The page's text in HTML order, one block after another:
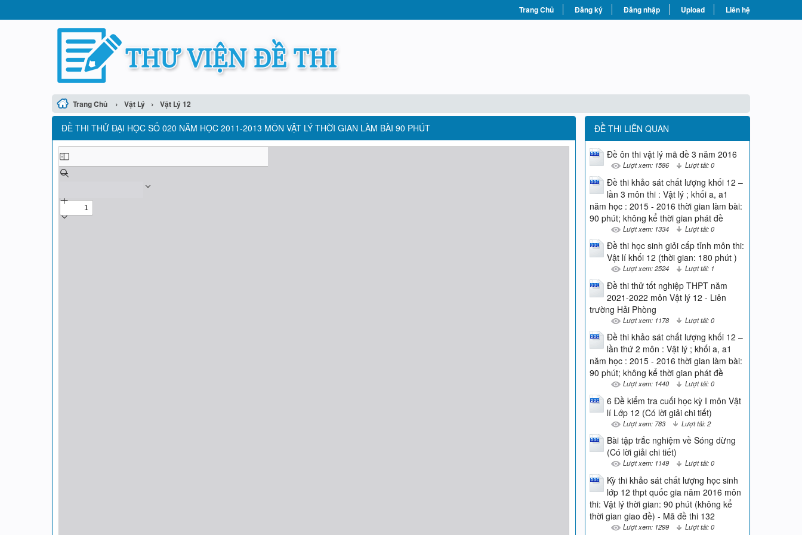
Trang Chủ Đăng ký Đăng nhập Upload Liên hệ
Trang Chủ › Vật Lý › Vật Lý 12
ĐỀ THI THỬ ĐẠI HỌC SỐ 020 NĂM HỌC 2011-2013 MÔN VẬT LÝ THỜI GIAN LÀM BÀI 90 PHÚT ĐỀ THI LIÊN QUAN
Đề ôn thi vật lý mã đề 3 năm 2016
Lượt xem: 1586 Lượt tải: 0
Đề thi khảo sát chất lượng khối 12 –
lần 3 môn thi : Vật lý ; khối a, a1
năm học : 2015 - 2016 thời gian làm bài:
90 phút; không kể thời gian phát đề
Lượt xem: 1334 Lượt tải: 0
Đề thi học sinh giỏi cấp tỉnh môn thi:
Vật lí khối 12 (thời gian: 180 phút )
Lượt xem: 2524 Lượt tải: 1
Đề thi thử tốt nghiệp THPT năm
2021-2022 môn Vật lý 12 - Liên
trường Hải Phòng
Lượt xem: 1178 Lượt tải: 0
Đề thi khảo sát chất lượng khối 12 –
lần thứ 2 môn : Vật lý ; khối a, a1
năm học : 2015 - 2016 thời gian làm bài:
90 phút; không kể thời gian phát đề
Lượt xem: 1440 Lượt tải: 0
6 Đề kiểm tra cuối học kỳ I môn Vật
lí Lớp 12 (Có lời giải chi tiết)
Lượt xem: 783 Lượt tải: 2
Bài tập trắc nghiệm về Sóng dừng
(Có lời giải chi tiết)
Lượt xem: 1149 Lượt tải: 0
Kỳ thi khảo sát chất lượng học sinh
lớp 12 thpt quốc gia năm 2016 môn
thi: Vật lý thời gian: 90 phút (không kể
thời gian giao đề) - Mã đề thi 132
Lượt xem: 1299 Lượt tải: 0